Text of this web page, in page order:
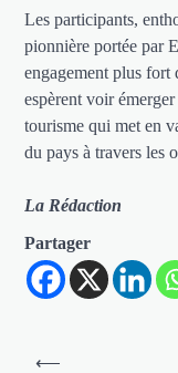
Les participants,
pionnière portée par
engagement plus fort
espèrent voir
tourisme qui met en
du pays à travers les
La Rédaction
Partager
Navigation
⟵